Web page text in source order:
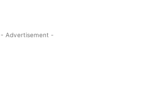
- Advertisement -